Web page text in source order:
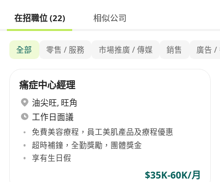
在招職位 (22) 相似公司
全部 零售 / 服務 市場推廣 / 傳媒 銷售 廣告 /
痛症中心經理
油尖旺, 旺角
工作日面議
免費美容療程，員工美肌產品及療程優惠
超時補鐘，全勤獎勵，團體獎金
享有生日假
$35K-60K/月